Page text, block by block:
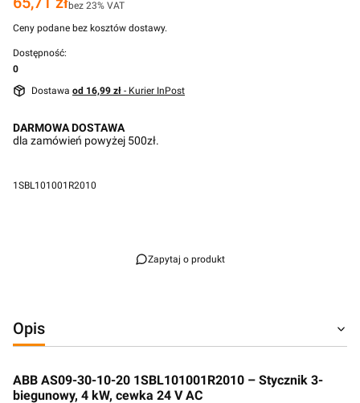
bez 23% VAT
Ceny podane bez kosztów dostawy.
Dostępność:
0
Dostawa od 16,99 zł - Kurier InPost
DARMOWA DOSTAWA
dla zamówień powyżej 500zł.
1SBL101001R2010
Zapytaj o produkt
Opis
ABB AS09-30-10-20 1SBL101001R2010 – Stycznik 3-
biegunowy, 4 kW, cewka 24 V AC